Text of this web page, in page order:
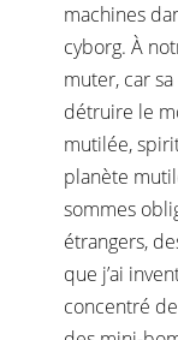
machines
cyborg. À
muter, car
détruire le
mutilée,
planète
sommes
étrangers,
que j’ai
concentré